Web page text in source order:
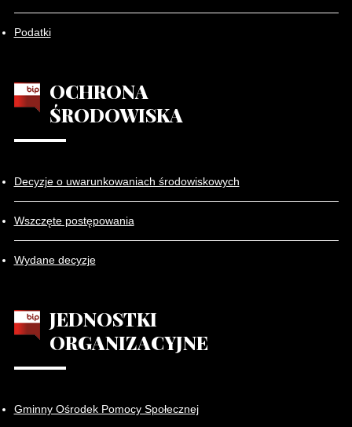
Podatki
OCHRONA
ŚRODOWISKA
Decyzje o uwarunkowaniach środowiskowych
Wszczęte postępowania
Wydane decyzje
JEDNOSTKI
ORGANIZACYJNE
Gminny Ośrodek Pomocy Społecznej